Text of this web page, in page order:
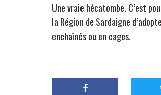
Une vraie hécatombe. C’est
la Région de Sardaigne
enchaînés ou en cages.